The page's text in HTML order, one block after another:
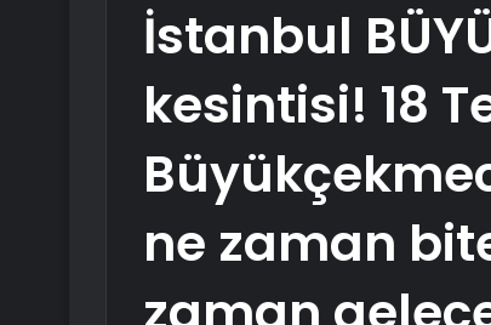
İstanbul
kesintisi! 18
ne zaman